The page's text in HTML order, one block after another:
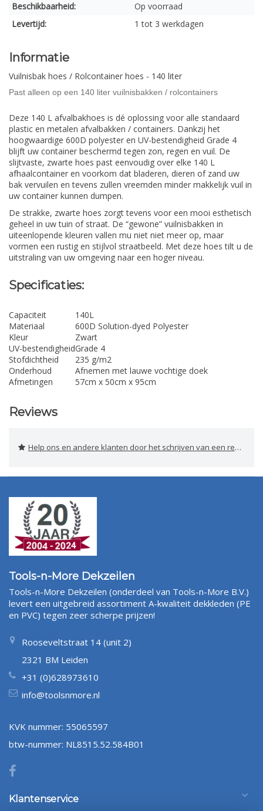
Beschikbaarheid:
Op voorraad
Levertijd:
1 tot 3 werkdagen
Informatie
Vuilnisbak hoes / Rolcontainer hoes - 140 liter
Past alleen op een 140 liter vuilnisbakken / rolcontainers
Deze 140 L afvalbakhoes is dé oplossing voor alle standaard
plastic en metalen afvalbakken / containers. Dankzij het
hoogwaardige 600D polyester en UV-bestendigheid Grade 4
blijft uw container beschermd tegen zon, regen en vuil. De
slijtvaste, zwarte hoes past eenvoudig over elke 140 L
afhaalcontainer en voorkom dat bladeren, dieren of zand uw
bak vervuilen en tevens zullen vreemden minder makkelijk vuil in
uw container kunnen dumpen.
De strakke, zwarte hoes zorgt tevens voor een mooi esthetisch
geheel in uw tuin of straat. De “gewone” vuilnisbakken in
uiteenlopende kleuren vallen mu niet niet meer op, maar
vormen een rustig en stijlvol straatbeeld. Met deze hoes tilt u de
uitstraling van uw omgeving naar een hoger niveau.
Specificaties:
Capaciteit
140L
Materiaal
600D Solution-dyed Polyester
Kleur
Zwart
UV-bestendigheidGrade 4
Stofdichtheid
235 g/m2
Onderhoud
Afnemen met lauwe vochtige doek
Afmetingen
57cm x 50cm x 95cm
Reviews
Help ons en andere klanten door het schrijven van een review
Tools-n-More Dekzeilen
Tools-n-More Dekzeilen (onderdeel van Tools-n-More B.V.)
levert een uitgebreid assortiment A-kwaliteit dekkleden (PE
en PVC) tegen zeer scherpe prijzen!
Rooseveltstraat 14 (unit 2)
2321 BM Leiden
+31 (0)628973610
info@toolsnmore.nl
KVK nummer: 55065597
btw-nummer: NL8515.52.584B01
Klantenservice